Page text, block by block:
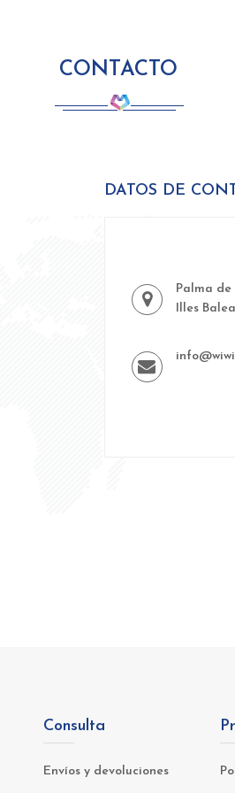
CONTACTO
DATOS DE
Palma
Illes
Consulta
Envíos y devoluciones